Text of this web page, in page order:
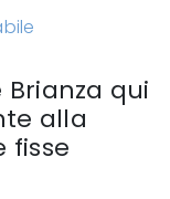
Brianza qui
alla
fisse